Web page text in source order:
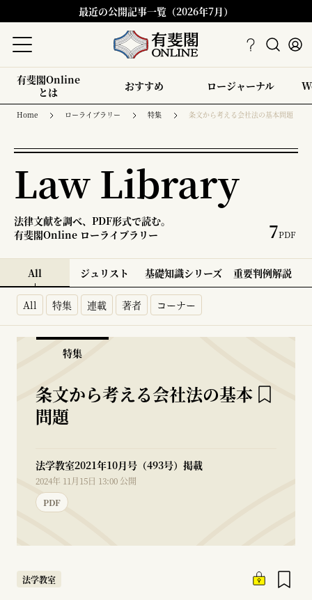
最近の公開記事一覧（2026年7月）
有斐閣Online
とは
おすすめ ロージャーナル
Home ローライブラリー 特集 条文から考える会社法の基本問題
Law Library
法律文献を調べ、PDF形式で読む。
有斐閣Online ローライブラリー
7PDF
All ジュリスト 基礎知識シリーズ 重要判例解説
All 特集 連載 著者 コーナー
特集
条文から考える会社法の基本
問題
法学教室2021年10月号（493号）掲載
2024年 11月15日 13:00 公開
PDF
法学教室